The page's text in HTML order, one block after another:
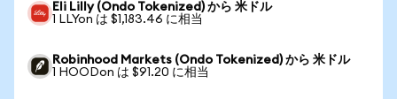
Eli Lilly (Ondo Tokenized) から 米ドル
1 LLYon は $1,183.46 に相当
Robinhood Markets (Ondo Tokenized) から 米ドル
1 HOODon は $91.20 に相当